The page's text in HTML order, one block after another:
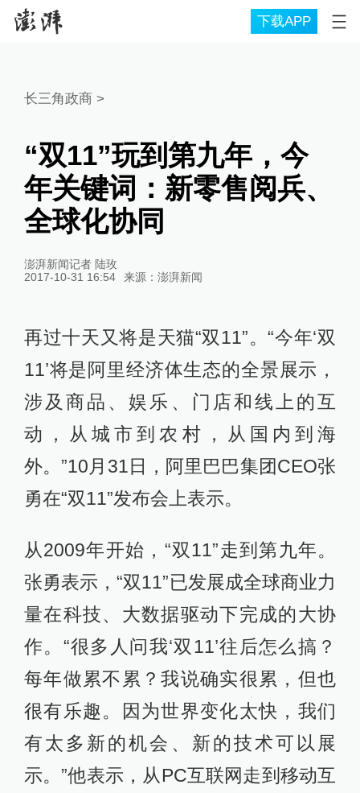
下载APP
长三角政商 >
“双11”玩到第九年，今
年关键词：新零售阅兵、
全球化协同
澎湃新闻记者 陆玫
2017-10-31 16:54
来源： 澎湃新闻
再过十天又将是天猫“双11”。“今年‘双
11’将是阿里经济体生态的全景展示，
涉及商品、娱乐、门店和线上的互
动，从城市到农村，从国内到海
外。”10月31日，阿里巴巴集团CEO张
勇在“双11”发布会上表示。
从2009年开始，“双11”走到第九年。
张勇表示，“双11”已发展成全球商业力
量在科技、大数据驱动下完成的大协
作。“很多人问我‘双11’往后怎么搞？
每年做累不累？我说确实很累，但也
很有乐趣。因为世界变化太快，我们
有太多新的机会、新的技术可以展
示。”他表示，从PC互联网走到移动互